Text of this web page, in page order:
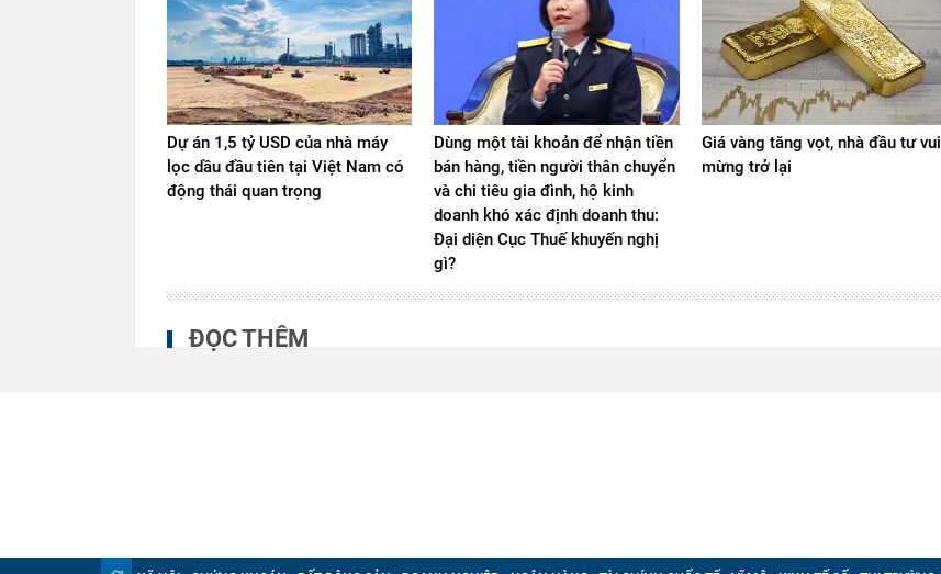
Dự án 1,5 tỷ USD của nhà máy
lọc dầu đầu tiên tại Việt Nam có
động thái quan trọng
Dùng một tài khoản để nhận tiền
bán hàng, tiền người thân chuyển
và chi tiêu gia đình, hộ kinh
doanh khó xác định doanh thu:
Đại diện Cục Thuế khuyến nghị
gì?
Giá vàng tăng vọt, nhà đầu tư vui
mừng trở lại
ĐỌC THÊM